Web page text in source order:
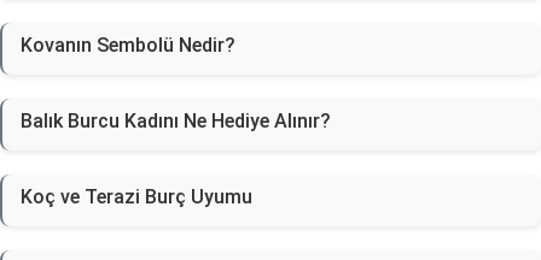
Kovanın Sembolü Nedir?
Balık Burcu Kadını Ne Hediye Alınır?
Koç ve Terazi Burç Uyumu